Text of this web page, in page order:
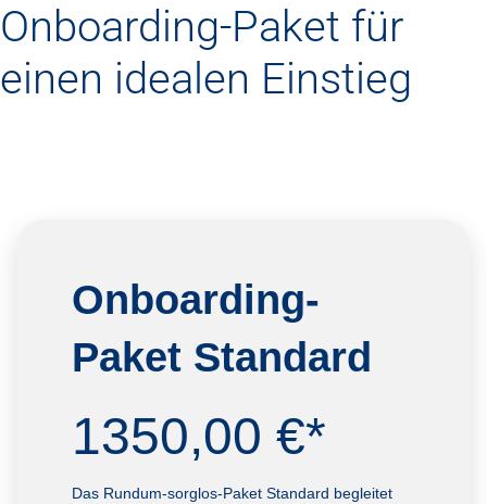
Onboarding-Paket für
einen idealen Einstieg
Onboarding-
Paket Standard
1350,00 €*
Das Rundum-sorglos-Paket Standard begleitet